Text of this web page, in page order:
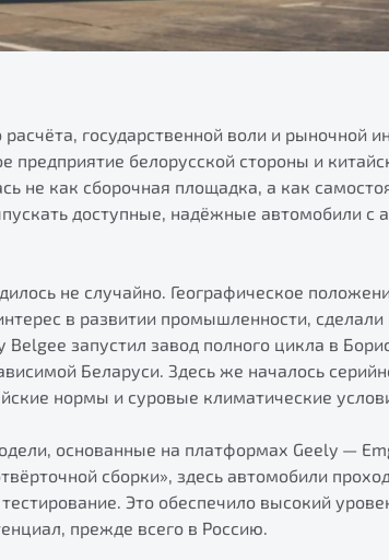
государственной воли и рыночной
предприятие белорусской стороны и
не как сборочная площадка, а как
доступные, надёжные автомобили с
не случайно. Географическое
в развитии промышленности, сделали
Belgee запустил завод полного цикла в
Беларуси. Здесь же началось
нормы и суровые климатические
основанные на платформах Geely —
сборки», здесь автомобили
Это обеспечило высокий
прежде всего в Россию.